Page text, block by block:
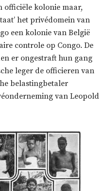
officiële kolonie maar,
het privédomein van
een kolonie van België
controle op Congo. De
er ongestraft hun gang
leger de officieren van
belastingbetaler
van Leopold